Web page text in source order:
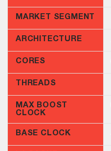
MARKET SEGMENT
ARCHITECTURE
CORES
THREADS
MAX BOOST
CLOCK
BASE CLOCK